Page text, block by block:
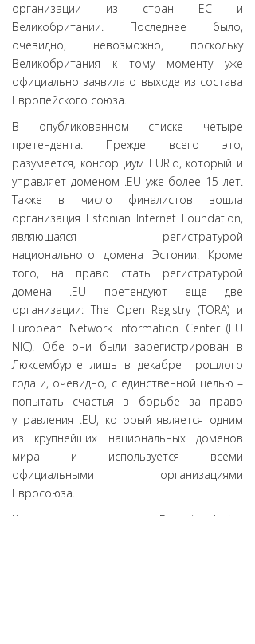
организации из стран ЕС и
Великобритании. Последнее было,
очевидно, невозможно, поскольку
Великобритания к тому моменту уже
официально заявила о выходе из состава
Европейского союза.
В опубликованном списке четыре
претендента. Прежде всего это,
разумеется, консорциум EURid, который и
управляет доменом .EU уже более 15 лет.
Также в число финалистов вошла
организация Estonian Internet Foundation,
являющаяся регистратурой
национального домена Эстонии. Кроме
того, на право стать регистратурой
домена .EU претендуют еще две
организации: The Open Registry (TORA) и
European Network Information Center (EU
NIC). Обе они были зарегистрирован в
Люксембурге лишь в декабре прошлого
года и, очевидно, с единственной целью –
попытать счастья в борьбе за право
управления .EU, который является одним
из крупнейших национальных доменов
мира и используется всеми
официальными организациями
Евросоюза.
Как
ресурс Domain Incite,